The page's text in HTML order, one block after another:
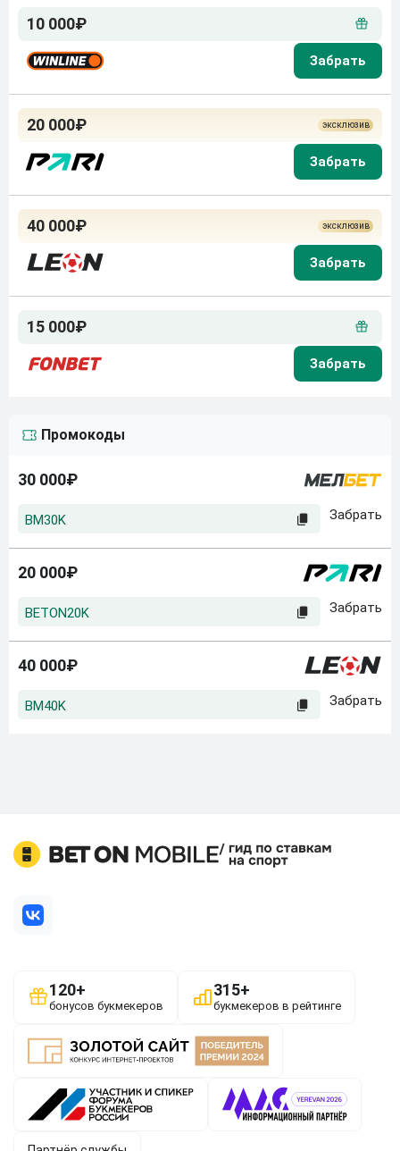
10 000₽
20 000₽
40 000₽
15 000₽
Промокоды
30 000₽
BM30K
20 000₽
BETON20K
40 000₽
BM40K